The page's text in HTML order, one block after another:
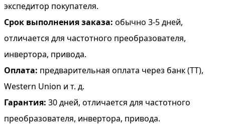
экспедитор покупателя.
Срок выполнения заказа: обычно 3-5 дней,
отличается для частотного преобразователя,
инвертора, привода.
Оплата: предварительная оплата через банк (TT),
Western Union и т. д.
Гарантия: 30 дней, отличается для частотного
преобразователя, инвертора, привода.